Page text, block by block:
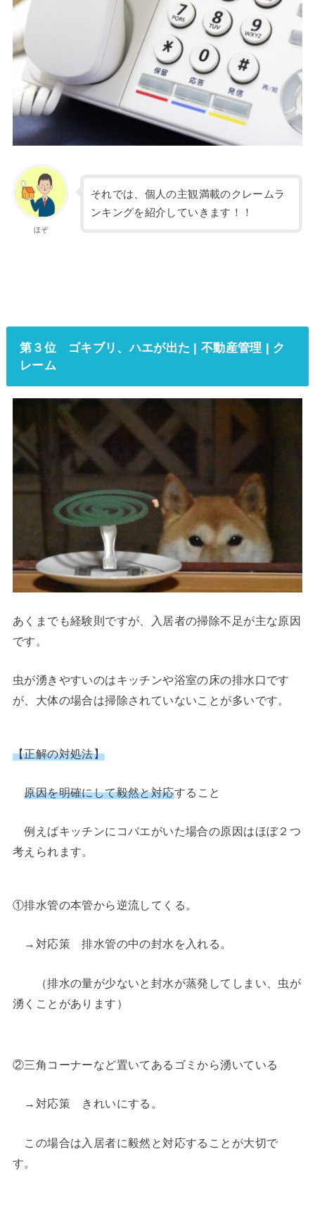
ほぞ
それでは、個人の主観満載のクレームラ
ンキングを紹介していきます！！
第３位 ゴキブリ、ハエが出た | 不動産管理 | ク
レーム
あくまでも経験則ですが、入居者の掃除不足が主な原因
です。
虫が湧きやすいのはキッチンや浴室の床の排水口です
が、大体の場合は掃除されていないことが多いです。
【正解の対処法】
原因を明確にして毅然と対応すること
例えばキッチンにコバエがいた場合の原因はほぼ２つ
考えられます。
①排水管の本管から逆流してくる。
→対応策 排水管の中の封水を入れる。
（排水の量が少ないと封水が蒸発してしまい、虫が
湧くことがあります）
②三角コーナーなど置いてあるゴミから湧いている
→対応策 きれいにする。
この場合は入居者に毅然と対応することが大切で
す。